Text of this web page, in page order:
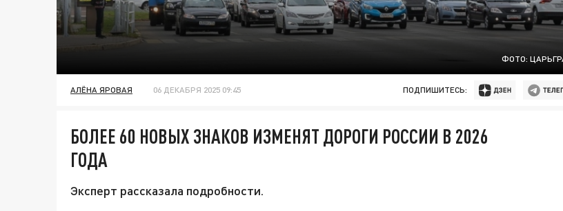
ФОТО:
АЛЁНА ЯРОВАЯ 06 ДЕКАБРЯ 2025 09:45 ПОДПИШИТЕСЬ:
БОЛЕЕ 60 НОВЫХ ЗНАКОВ ИЗМЕНЯТ ДОРОГИ РОССИИ В 2026
ГОДА
Эксперт рассказала подробности.